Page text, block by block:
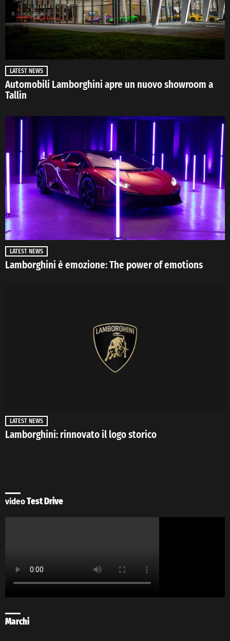
LATEST NEWS
Automobili Lamborghini apre un nuovo showroom a
Tallin
LATEST NEWS
Lamborghini è emozione: The power of emotions
LATEST NEWS
Lamborghini: rinnovato il logo storico
videoTest Drive
Marchi